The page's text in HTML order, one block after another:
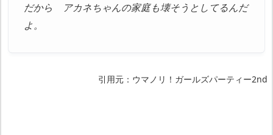
だから アカネちゃんの家庭も壊そうとしてるんだ
よ。
引用元：ウマノリ！ガールズパーティー2nd